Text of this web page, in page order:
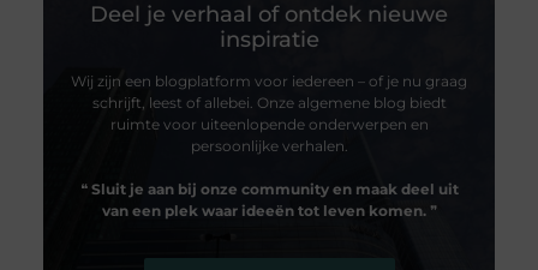
Deel je verhaal of ontdek nieuwe
inspiratie
Wij zijn een blogplatform voor iedereen – of je nu graag
schrijft, leest of allebei. Onze algemene blog biedt
ruimte voor uiteenlopende onderwerpen en
persoonlijke verhalen.
❝ Sluit je aan bij onze community en maak deel uit
van een plek waar ideeën tot leven komen.❞